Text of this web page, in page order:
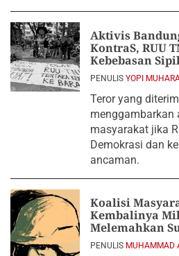
Aktivis
KontraS, RUU
Kebebasan
PENULIS YOPI
Teror yang
menggambarkan
masyarakat jika
Demokrasi dan
ancaman.
Koalisi
Kembalinya
Melemahkan
PENULIS MUHAMMAD